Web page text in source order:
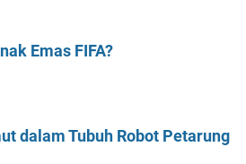
Emas FIFA?
dalam Tubuh Robot Petarung